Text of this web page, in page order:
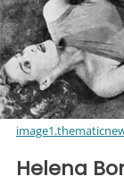
Helena